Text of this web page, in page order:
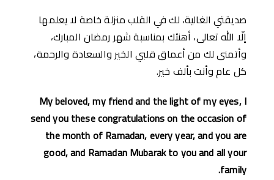
صديقتي الغالية، لك في القلب منزلة خاصة لا يعلمها
إلّا الله تعالى، أهنئك بمناسبة شهر رمضان المبارك،
وأتمنى لك من أعماق قلبي الخير والسعادة والرحمة،
كل عام وأنت بألف خير.
My beloved, my friend and the light of my eyes, I
send you these congratulations on the occasion of
the month of Ramadan, every year, and you are
good, and Ramadan Mubarak to you and all your
family.